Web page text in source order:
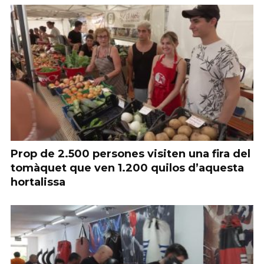
Prop de 2.500 persones visiten una fira del
tomàquet que ven 1.200 quilos d’aquesta
hortalissa